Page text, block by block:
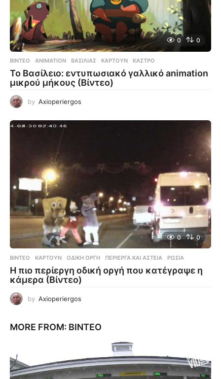
0 0
ΒΊΝΤΕΟ ANIMATION ,ΒΑΣΙΛΙΆΣ ,ΚΑΡΤΟΎΝ ,ΚΆΣΤΡΟ
Το Βασίλειο: εντυπωσιακό γαλλικό animation
μικρού μήκους (Βίντεο)
by Axioperiergos
0 0
ΒΊΝΤΕΟ ΚΑΡΤΟΎΝ ,ΟΔΙΚΉ ΟΡΓΉ ,ΠΕΡΊΕΡΓΑ ΚΑΙ ΑΣΤΕΊΑ ,ΡΩΣΊΑ
Η πιο περίεργη οδική οργή που κατέγραψε η
κάμερα (Βίντεο)
by Axioperiergos
MORE FROM: ΒΊΝΤΕΟ